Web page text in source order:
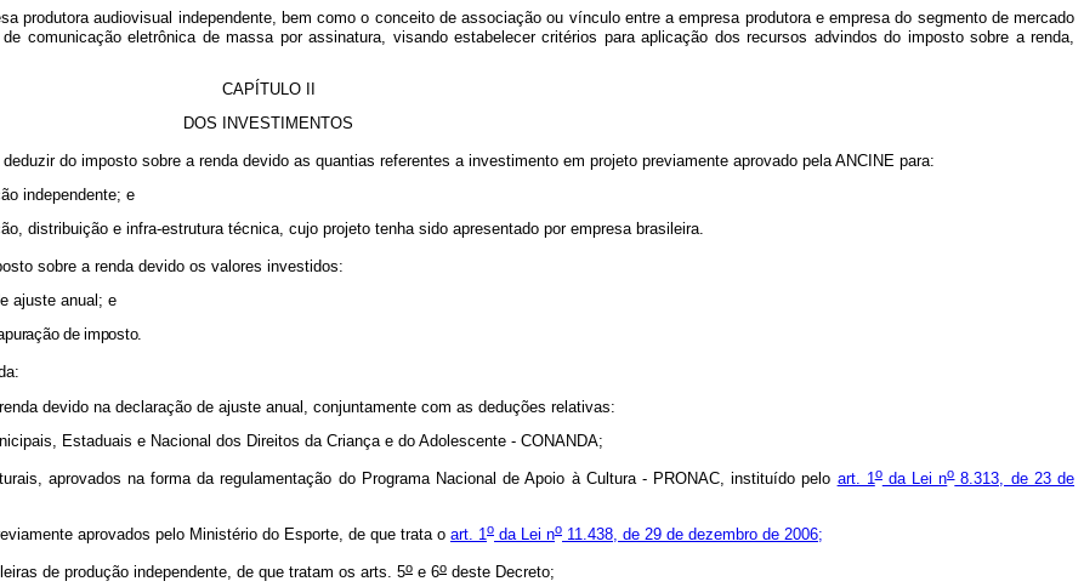
produtora audiovisual independente, bem como o conceito de associação ou vínculo entre a empresa produtora e empresa do segmento de mercado
comunicação eletrônica de massa por assinatura, visando estabelecer critérios para aplicação dos recursos advindos do imposto sobre a renda,
CAPÍTULO II
DOS INVESTIMENTOS
do imposto sobre a renda devido as quantias referentes a investimento em projeto previamente aprovado pela ANCINE para:
independente; e
distribuição e infra-estrutura técnica, cujo projeto tenha sido apresentado por empresa brasileira.
sobre a renda devido os valores investidos:
ajuste anual; e
de imposto.
devido na declaração de ajuste anual, conjuntamente com as deduções relativas:
Estaduais e Nacional dos Direitos da Criança e do Adolescente - CONANDA;
aprovados na forma da regulamentação do Programa Nacional de Apoio à Cultura - PRONAC, instituído pelo art. 1oda Lei no8.313, de 23 de
aprovados pelo Ministério do Esporte, de que trata o art. 1o da Lei no 11.438, de 29 de dezembro de 2006;
de produção independente, de que tratam os arts. 5o e 6o deste Decreto;